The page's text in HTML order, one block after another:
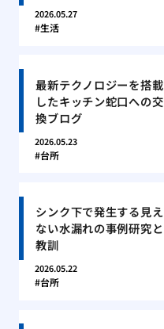
2026.05.27
生活
最新テクノロジーを搭載
したキッチン蛇口への交
換ブログ
2026.05.23
台所
シンク下で発生する見え
ない水漏れの事例研究と
教訓
2026.05.22
台所